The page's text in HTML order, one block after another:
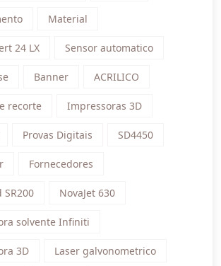
Material
24 LX Sensor automatico
Banner ACRILICO
recorte Impressoras 3D
Provas Digitais SD4450
Fornecedores
SR200 NovaJet 630
solvente Infiniti
3D Laser galvonometrico